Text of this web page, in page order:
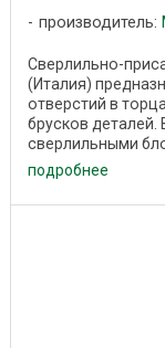
производитель:
Cверлильно-
(Италия)
отверстий в
брусков деталей.
сверлильными
подробнее